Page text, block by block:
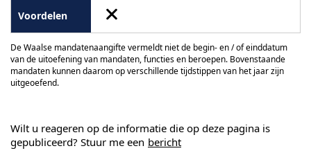
De Waalse mandatenaangifte vermeldt niet de begin- en / of einddatum
van de uitoefening van mandaten, functies en beroepen. Bovenstaande
mandaten kunnen daarom op verschillende tijdstippen van het jaar zijn
uitgeoefend.
Wilt u reageren op de informatie die op deze pagina is
gepubliceerd? Stuur me een bericht